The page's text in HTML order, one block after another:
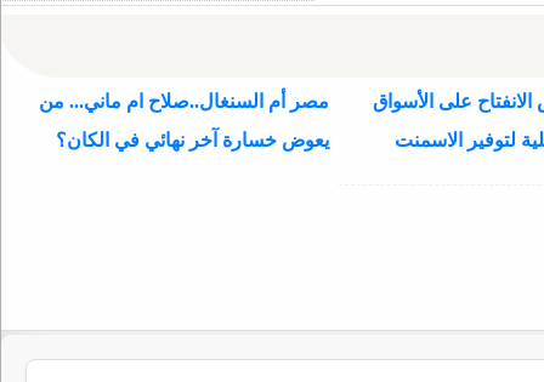
للنواب الجديد
على الأسواق
لتوفير الاسمنت
مصر أم السنغال..صلاح ام ماني... من
يعوض خسارة آخر نهائي في الكان؟